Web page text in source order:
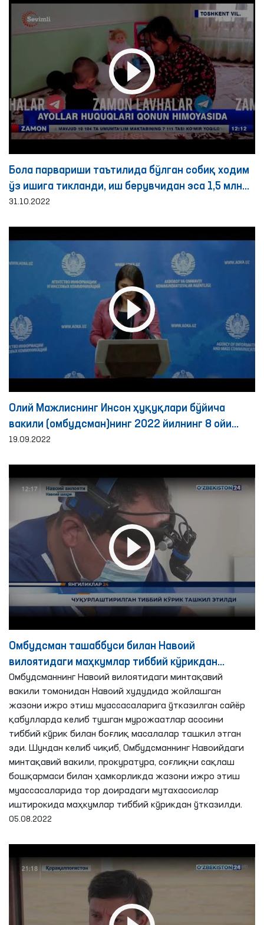
Бола парвариши таътилида бўлган собиқ ходим
ўз ишига тикланди, иш берувчидан эса 1,5 млн
сўм маънавий зарар ундирилиши белгиланди-
31.10.2022
Олий Мажлиснинг Инсон ҳуқуқлари бўйича
вакили (омбудсман)нинг 2022 йилнинг 8 ойи
давомида мурожаатлар билан ишлаш бўйича
19.09.2022
Омбудсман ташаббуси билан Навоий
вилоятидаги маҳкумлар тиббий кўрикдан
ўтказилди
Омбудсманнинг Навоий вилоятидаги минтақавий
вакили томонидан Навоий худудида жойлашган
жазони ижро этиш муассасаларига ўтказилган сайёр
қабулларда келиб тушган мурожаатлар асосини
тиббий кўрик билан боғлиқ масалалар ташкил этган
эди. Шундан келиб чиқиб, Омбудсманнинг Навоийдаги
минтақавий вакили, прокуратура, соғлиқни сақлаш
бошқармаси билан ҳамкорликда жазони ижро этиш
муассасаларида тор доирадаги мутахассислар
иштирокида маҳкумлар тиббий кўрикдан ўтказилди.
05.08.2022